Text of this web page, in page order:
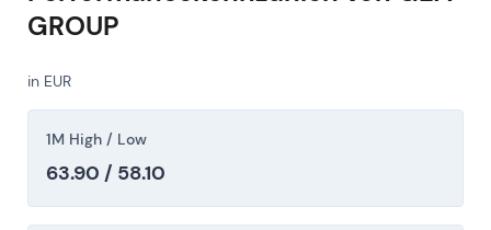
GEA meldete den erfolgreichen Abschluss des
2023 und dem 11. April 2025 zurückgekauft)
und kündigte die Einziehung der erworbenen
Aktien nach der Hauptversammlung an; die
GROUP
in EUR
1M High / Low
63.90 / 58.10